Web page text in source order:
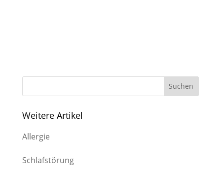
Weitere Artikel
Allergie
Schlafstörung